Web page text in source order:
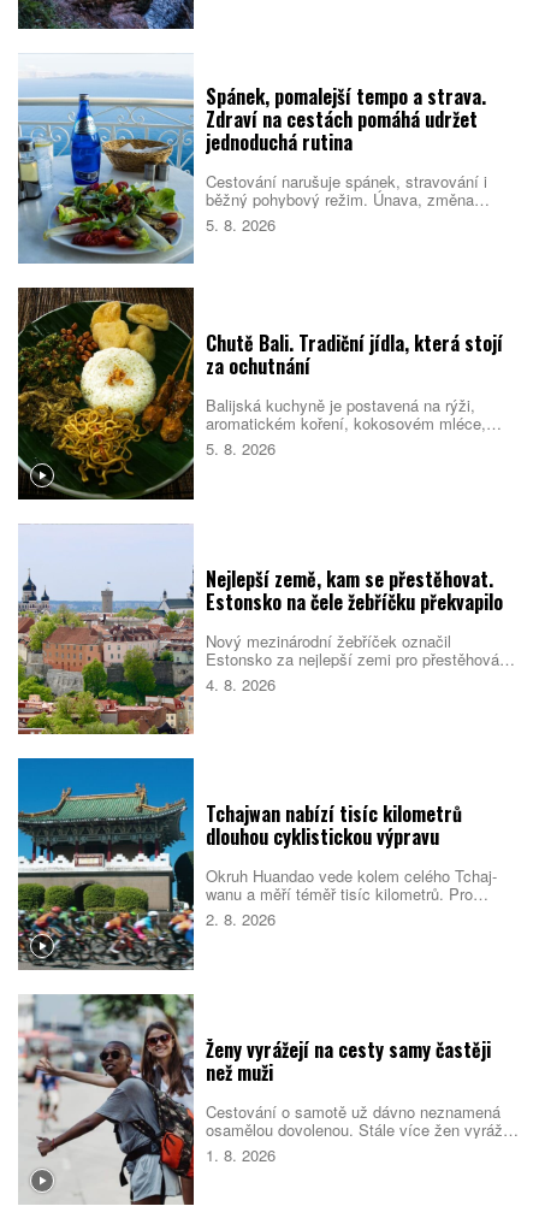
Spánek, pomalejší tempo a strava.
Zdraví na cestách pomáhá udržet
jednoduchá rutina
Cestování narušuje spánek, stravování i
běžný pohybový režim. Únava, změna
prostředí a nabitý program pak mohou zvýšit
riziko, že se člověk nebude cítit dobře.
5. 8. 2026
Chutě Bali. Tradiční jídla, která stojí
za ochutnání
Balijská kuchyně je postavená na rýži,
aromatickém koření, kokosovém mléce,
chilli a pomalé přípravě masa. Na jídelních
lístcích se střídají pečené vepřové,
5. 8. 2026
Nejlepší země, kam se přestěhovat.
Estonsko na čele žebříčku překvapilo
Nový mezinárodní žebříček označil
Estonsko za nejlepší zemi pro přestěhování
v roce 2026. Pobaltský stát se umístil před
Singapurem i Malajsií díky kombinaci
4. 8. 2026
Tchajwan nabízí tisíc kilometrů
dlouhou cyklistickou výpravu
Okruh Huandao vede kolem celého Tchaj-
wanu a měří téměř tisíc kilometrů. Pro
místní představuje oblíbený přechodový
rituál, turistům zase ukazuje odlehlé pobřeží,
2. 8. 2026
Ženy vyrážejí na cesty samy častěji
než muži
Cestování o samotě už dávno neznamená
osamělou dovolenou. Stále více žen vyráží
do světa bez partnera či rodiny, zároveň ale
vyhledává malé skupiny stejně naladěných
1. 8. 2026